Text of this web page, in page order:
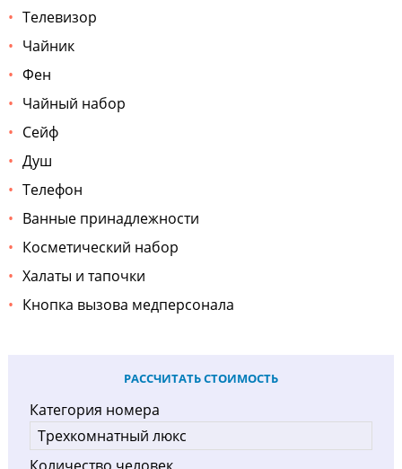
Телевизор
Чайник
Фен
Чайный набор
Сейф
Душ
Телефон
Ванные принадлежности
Косметический набор
Халаты и тапочки
Кнопка вызова медперсонала
РАССЧИТАТЬ СТОИМОСТЬ
Категория номера